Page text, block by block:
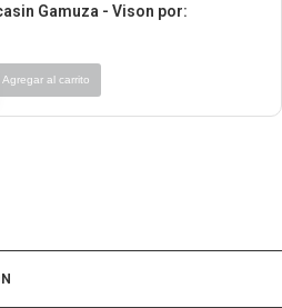
Gamuza - Vison por:
Agregar al carrito